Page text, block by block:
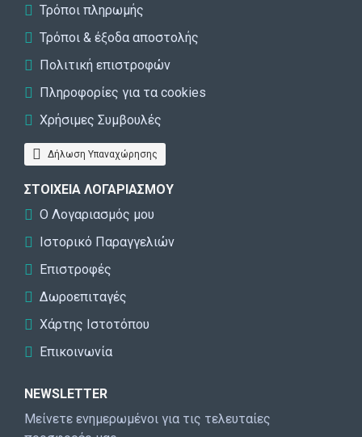
Τρόποι πληρωμής
Τρόποι & έξοδα αποστολής
Πολιτική επιστροφών
Πληροφορίες για τα cookies
Χρήσιμες Συμβουλές
Δήλωση Υπαναχώρησης
ΣΤΟΙΧΕΊΑ ΛΟΓΑΡΙΑΣΜΟΎ
Ο Λογαριασμός μου
Ιστορικό Παραγγελιών
Επιστροφές
Δωροεπιταγές
Χάρτης Ιστοτόπου
Επικοινωνία
NEWSLETTER
Μείνετε ενημερωμένοι για τις τελευταίες